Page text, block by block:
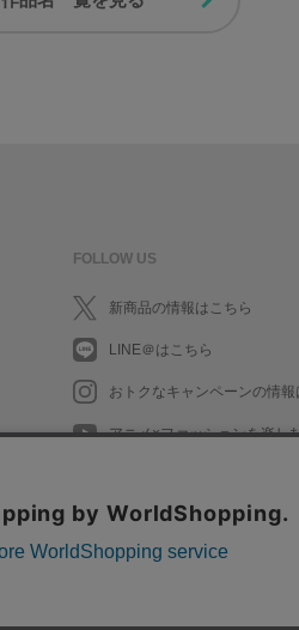
FOLLOW US
新商品の情報はこちら
LINE＠はこちら
おトクなキャンペーンの情報
アニメ×ファッションを楽し
What's New in English